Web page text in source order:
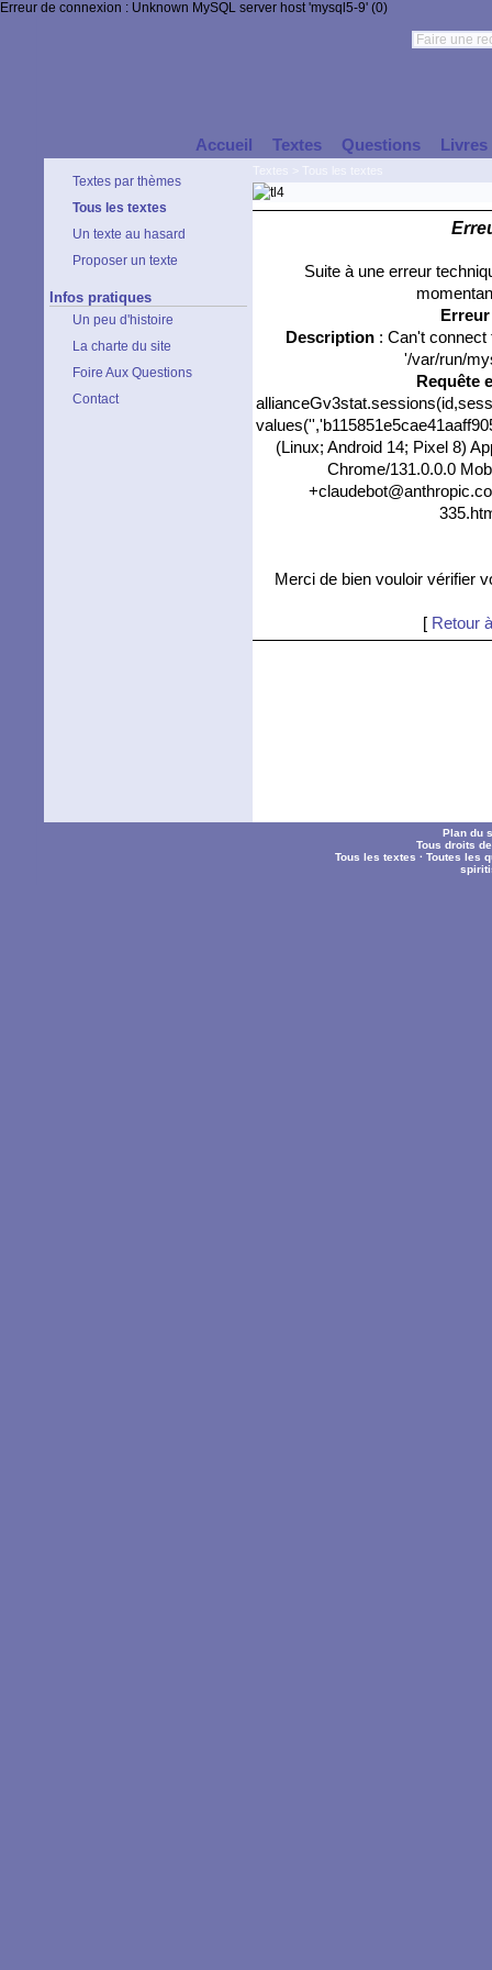
Erreur de connexion : Unknown MySQL server host 'mysql5-9' (0)
Accueil Textes Questions Livres
Textes par thèmes
Tous les textes
Un texte au hasard
Proposer un texte
Infos pratiques
Un peu d'histoire
La charte du site
Foire Aux Questions
Contact
Suite à une erreur
Description: Can't connect
'/var/run/
Requête
(Linux; Android 14; Pixel 8)
Chrome/131.0.0.0
Merci de bien vouloir vérifier
[ Retour
Plan du
Tous droits
Tous les textes ·Toutes les